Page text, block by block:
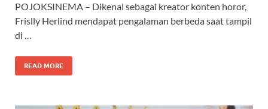
POJOKSINEMA – Dikenal sebagai kreator konten horor,
Frislly Herlind mendapat pengalaman berbeda saat tampil
di …
READ MORE